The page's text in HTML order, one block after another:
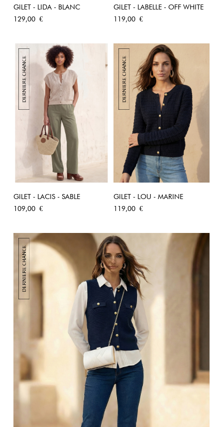
GILET - LIDA - BLANC
Prix
129,00 €
GILET - LABELLE - OFF WHITE
Prix
119,00 €
GILET - LACIS - SABLE
Prix
109,00 €
GILET - LOU - MARINE
Prix
119,00 €